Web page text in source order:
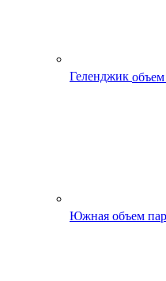
Геленджик
Южная объем